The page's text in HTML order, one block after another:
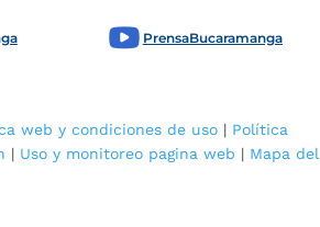
PrensaBucaramanga
web y condiciones de uso | Política
| Uso y monitoreo pagina web | Mapa del